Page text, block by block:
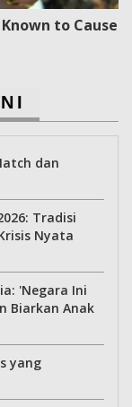
to Cause
dan
Tradisi
Nyata
'Negara Ini
Biarkan Anak
yang